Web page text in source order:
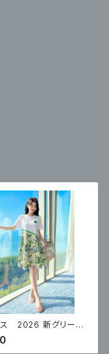
ス 2026 新グリーン
スカート